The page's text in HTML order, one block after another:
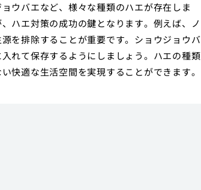
ウバエなど、様々な種類のハエが存在しま
ハエ対策の成功の鍵となります。例えば、ノ
を排除することが重要です。ショウジョウバ
れて保存するようにしましょう。ハエの種類
快適な生活空間を実現することができます。